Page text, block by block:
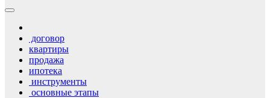
договор
квартиры
продажа
ипотека
инструменты
основные этапы